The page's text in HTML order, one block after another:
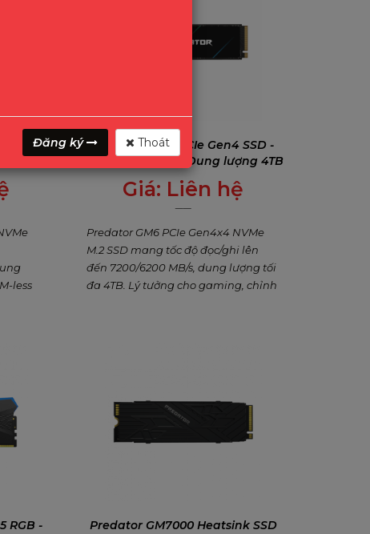
SSD -
lượng
less
Predator GM6 PCIe Gen4 SSD -
Tốc độ 7200MB/s, Dung lượng 4TB
Giá: Liên hệ
0₫
Predator GM6 PCIe Gen4x4 NVMe
M.2 SSD mang tốc độ đọc/ghi lên
đến 7200/6200 MB/s, dung lượng tối
đa 4TB. Lý tưởng cho gaming, chỉnh
RGB -
Predator GM7000 Heatsink SSD
Đăng ký Thoát